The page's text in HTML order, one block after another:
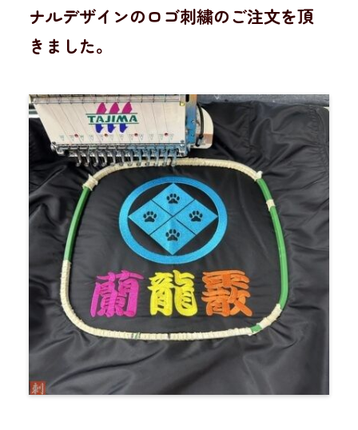
ナルデザインのロゴ刺繍のご注文を頂
きました。